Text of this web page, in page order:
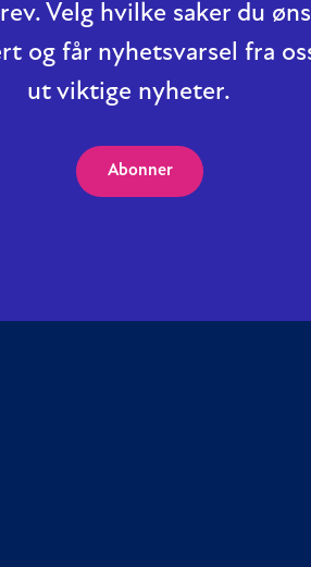
Velg hvilke saker du
og får nyhetsvarsel fra
ut viktige nyheter.
Abonner